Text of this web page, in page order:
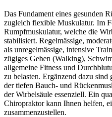
Das Fundament eines gesunden
zugleich flexible Muskulatur. Im
Rumpfmuskulatur, welche die
stabilisiert. Regelmässige,
als unregelmässige, intensive
zügiges Gehen (Walking),
allgemeine Fitness und
zu belasten. Ergänzend dazu
der tiefen Bauch- und
der Wirbelsäule essenziell. Ein
Chiropraktor kann Ihnen helfen,
zusammenzustellen.